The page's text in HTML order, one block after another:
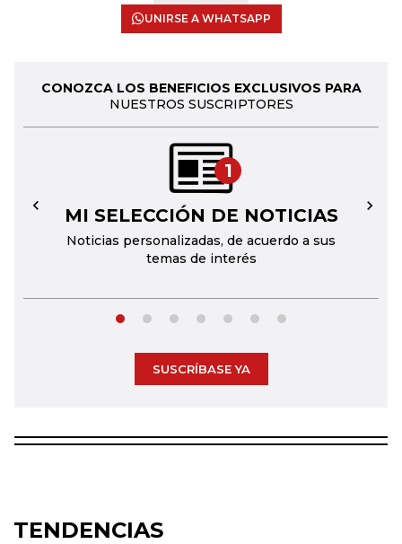
UNIRSE A WHATSAPP
CONOZCA LOS BENEFICIOS EXCLUSIVOS PARA
NUESTROS SUSCRIPTORES
1
MI SELECCIÓN DE NOTICIAS
Noticias personalizadas, de acuerdo a sus
temas de interés
← →
SUSCRÍBASE YA
TENDENCIAS